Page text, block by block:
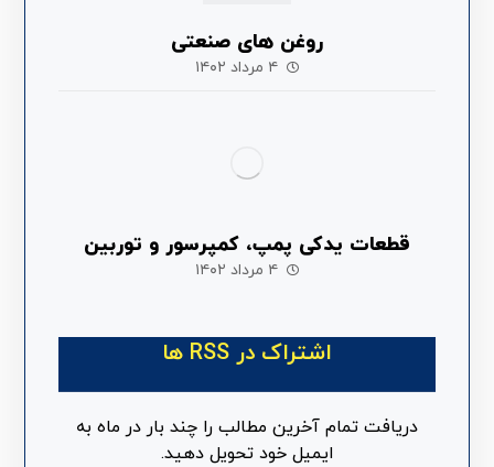
روغن های صنعتی
۴ مرداد ۱۴۰۲
قطعات یدکی پمپ، کمپرسور و توربین
۴ مرداد ۱۴۰۲
اشتراک در RSS ها
دریافت تمام آخرین مطالب را چند بار در ماه به
ایمیل خود تحویل دهید.